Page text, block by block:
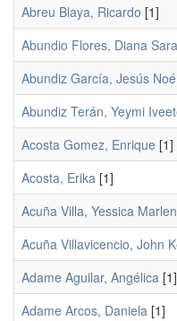
Abreu Blaya, Ricardo [1]
Abundio Flores, Diana
Abundiz García, Jesús Noé
Abundiz Terán, Yeymi
Acosta Gomez, Enrique [1]
Acosta, Erika [1]
Acuña Villa, Yessica
Acuña Villavicencio, John
Adame Aguilar, Angélica [1]
Adame Arcos, Daniela [1]